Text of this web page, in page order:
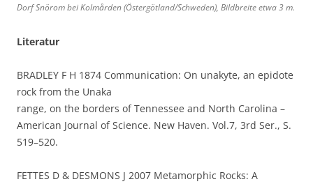
Dorf Snörom bei Kolmården (Östergötland/Schweden), Bildbreite etwa 3 m.
Literatur
BRADLEY F H 1874 Communication: On unakyte, an epidote
rock from the Unaka
range, on the borders of Tennessee and North Carolina –
American Journal of Science. New Haven. Vol.7, 3rd Ser., S.
519–520.
FETTES D & DESMONS J 2007 Metamorphic Rocks: A